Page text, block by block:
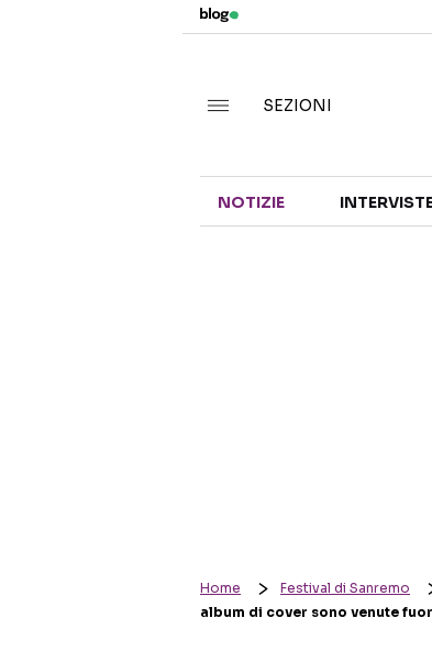
SEZIONI
NOTIZIE
Home Festival di Sanremo
album di cover sono venute